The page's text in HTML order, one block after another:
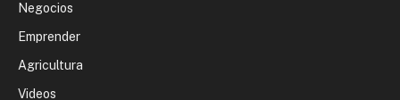
Negocios
Emprender
Agricultura
Videos